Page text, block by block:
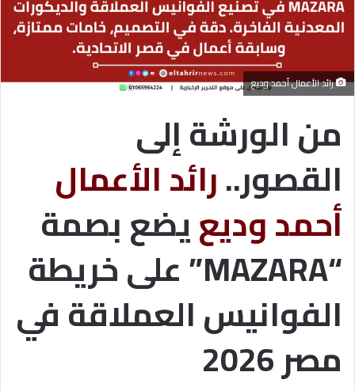
رائد الأعمال أحمد وديع
من الورشة إلى
القصور..رائد الأعمال
أحمد وديعيضع بصمة
“MAZARA” على خريطة
الفوانيس العملاقة في
مصر 2026